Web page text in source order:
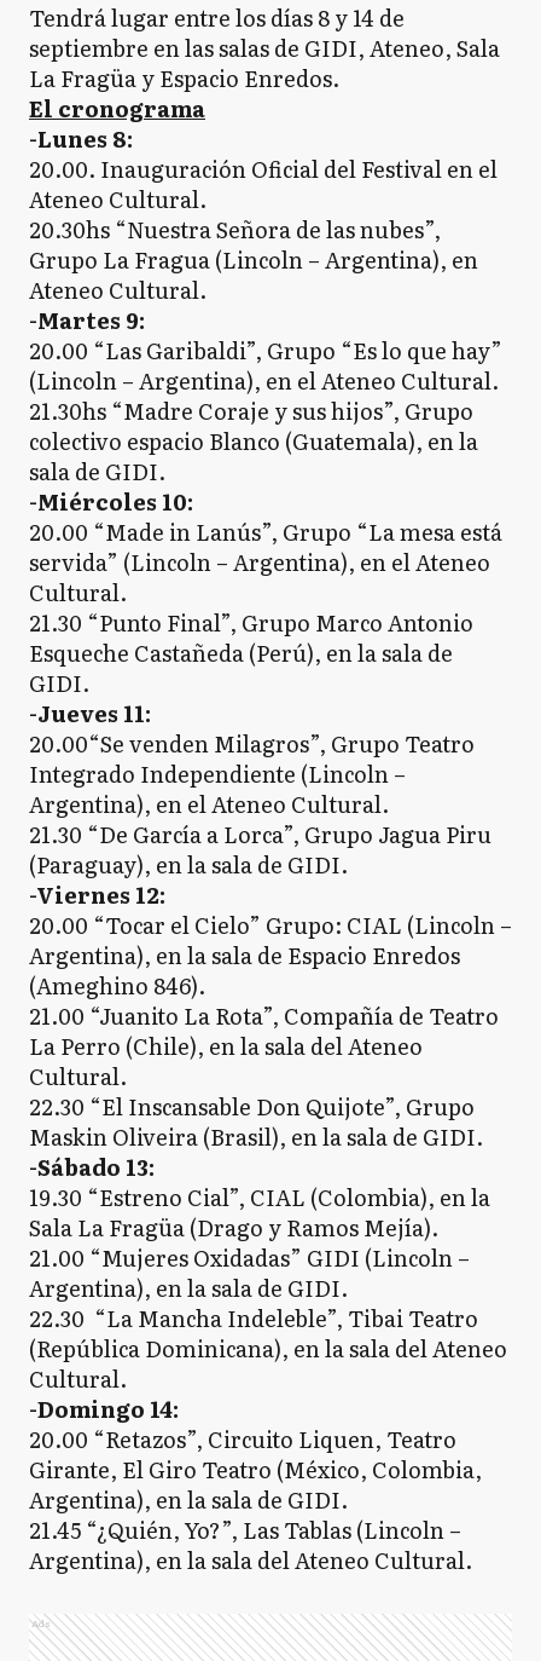
Tendrá lugar entre los días 8 y 14 de
septiembre en las salas de GIDI, Ateneo, Sala
La Fragüa y Espacio Enredos.
El cronograma
-Lunes 8:
20.00. Inauguración Oficial del Festival en el
Ateneo Cultural.
20.30hs “Nuestra Señora de las nubes”,
Grupo La Fragua (Lincoln – Argentina), en
Ateneo Cultural.
-Martes 9:
20.00 “Las Garibaldi”, Grupo “Es lo que hay”
(Lincoln – Argentina), en el Ateneo Cultural.
21.30hs “Madre Coraje y sus hijos”, Grupo
colectivo espacio Blanco (Guatemala), en la
sala de GIDI.
-Miércoles 10:
20.00 “Made in Lanús”, Grupo “La mesa está
servida” (Lincoln – Argentina), en el Ateneo
Cultural.
21.30 “Punto Final”, Grupo Marco Antonio
Esqueche Castañeda (Perú), en la sala de
GIDI.
-Jueves 11:
20.00“Se venden Milagros”, Grupo Teatro
Integrado Independiente (Lincoln –
Argentina), en el Ateneo Cultural.
21.30 “De García a Lorca”, Grupo Jagua Piru
(Paraguay), en la sala de GIDI.
-Viernes 12:
20.00 “Tocar el Cielo” Grupo: CIAL (Lincoln –
Argentina), en la sala de Espacio Enredos
(Ameghino 846).
21.00 “Juanito La Rota”, Compañía de Teatro
La Perro (Chile), en la sala del Ateneo
Cultural.
22.30 “El Inscansable Don Quijote”, Grupo
Maskin Oliveira (Brasil), en la sala de GIDI.
-Sábado 13:
19.30 “Estreno Cial”, CIAL (Colombia), en la
Sala La Fragüa (Drago y Ramos Mejía).
21.00 “Mujeres Oxidadas” GIDI (Lincoln –
Argentina), en la sala de GIDI.
22.30 “La Mancha Indeleble”, Tibai Teatro
(República Dominicana), en la sala del Ateneo
Cultural.
-Domingo 14:
20.00 “Retazos”, Circuito Liquen, Teatro
Girante, El Giro Teatro (México, Colombia,
Argentina), en la sala de GIDI.
21.45 “¿Quién, Yo?”, Las Tablas (Lincoln –
Argentina), en la sala del Ateneo Cultural.
Ads